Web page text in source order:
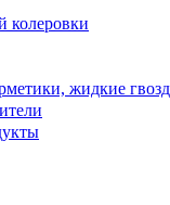
колеровки
жидкие